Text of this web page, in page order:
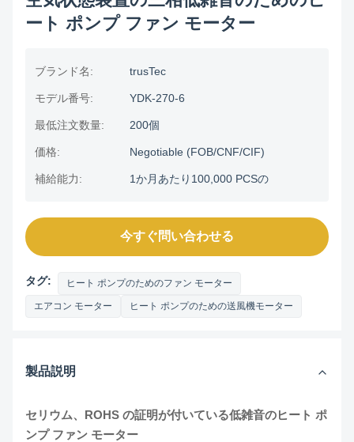
ート ポンプ ファン モーター
ブランド名: trusTec
モデル番号: YDK-270-6
最低注文数量: 200個
価格: Negotiable (FOB/CNF/CIF)
補給能力: 1か月あたり100,000 PCSの
今すぐ問い合わせる
タグ: ヒート ポンプのためのファン モーター
エアコン モーター ヒート ポンプのための送風機モーター
製品説明
セリウム、ROHS の証明が付いている低雑音のヒート ポ
ンプ ファン モーター